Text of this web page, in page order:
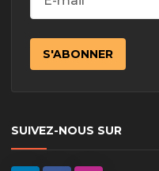
SUIVEZ-NOUS SUR